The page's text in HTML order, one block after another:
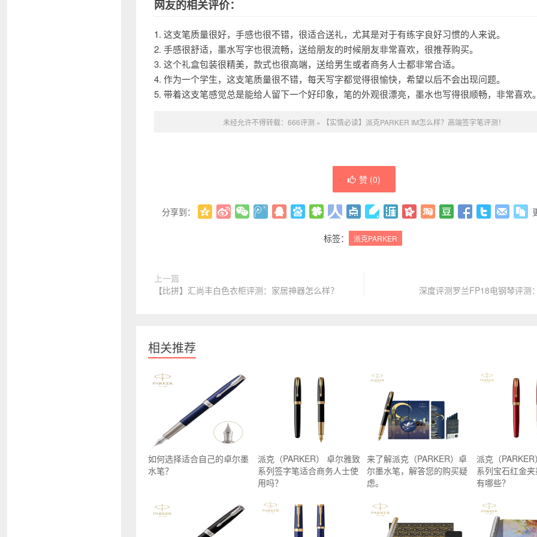
网友的相关评价：
1. 这支笔质量很好，手感也很不错，很适合送礼，尤其是对于有练字良好习惯的人来说。
2. 手感很舒适，墨水写字也很流畅，送给朋友的时候朋友非常喜欢，很推荐购买。
3. 这个礼盒包装很精美，款式也很高端，送给男生或者商务人士都非常合适。
4. 作为一个学生，这支笔质量很不错，每天写字都觉得很愉快，希望以后不会出现问题。
5. 带着这支笔感觉总是能给人留下一个好印象，笔的外观很漂亮，墨水也写得很顺畅，非常喜欢。
未经允许不得转载： 666评测 » 【实情必读】派克PARKER IM怎么样？高端签字笔评测！
赞 (0)
分享到：
标签： 派克PARKER
上一篇
【比拼】汇尚丰白色衣柜评测：家居神器怎么样？
深度评测罗兰FP18电钢琴评测
相关推荐
如何选择适合自己的卓尔墨
水笔？
派克（PARKER） 卓尔雅致
系列签字笔适合商务人士使
用吗？
来了解派克（PARKER）卓
尔墨水笔，解答您的购买疑
虑。
派克（
系列宝石红金
有哪些？